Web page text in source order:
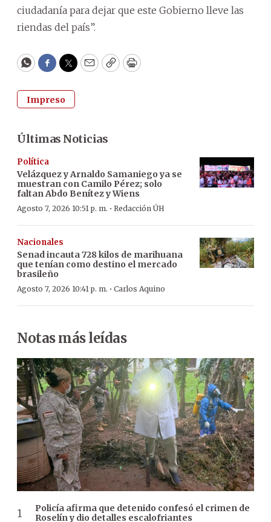
ciudadanía para dejar que este Gobierno lleve las
riendas del país”.
WhatsApp
Facebook
Twitter
EmailCopyPrint
Impreso
Últimas Noticias
Política
Velázquez y Arnaldo Samaniego ya se
muestran con Camilo Pérez; solo
faltan Abdo Benítez y Wiens
Agosto 7, 2026 10:51 p. m. · Redacción ÚH
Nacionales
Senad incauta 728 kilos de marihuana
que tenían como destino el mercado
brasileño
Agosto 7, 2026 10:41 p. m. · Carlos Aquino
Notas más leídas
Policía afirma que detenido confesó el crimen de
Roselín y dio detalles escalofriantes